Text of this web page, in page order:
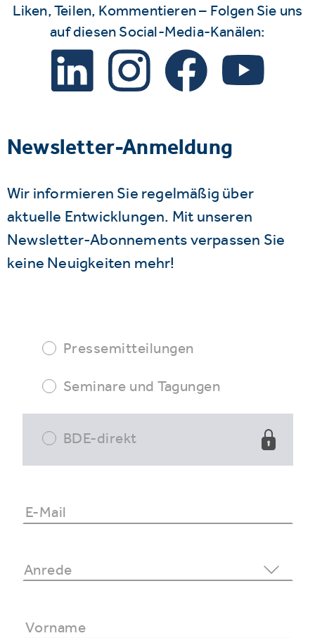
Liken, Teilen, Kommentieren – Folgen Sie uns
auf diesen Social-Media-Kanälen:
Newsletter-Anmeldung
Wir informieren Sie regelmäßig über
aktuelle Entwicklungen. Mit unseren
Newsletter-Abonnements verpassen Sie
keine Neuigkeiten mehr!
Pressemitteilungen
Seminare und Tagungen
BDE-direkt